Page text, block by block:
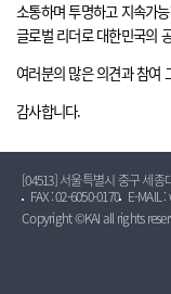
소통하며 투명하고 지속가
글로벌 리더로 대한민국의
여러분의 많은 의견과 참여
감사합니다.
[04513] 서울특별시 중구 세
FAX : 02-6050-0170
E-MAIL
Copyright ©KAI all rights